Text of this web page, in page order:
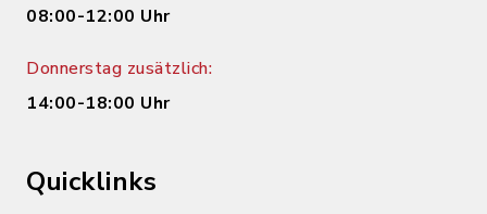
08:00-12:00 Uhr
Donnerstag zusätzlich:
14:00-18:00 Uhr
Quicklinks